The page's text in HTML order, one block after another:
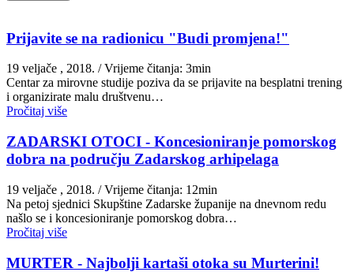
Prijavite se na radionicu "Budi promjena!"
19 veljače , 2018. / Vrijeme čitanja: 3min
Centar za mirovne studije poziva da se prijavite na besplatni trening
i organizirate malu društvenu…
Pročitaj više
ZADARSKI OTOCI - Koncesioniranje pomorskog
dobra na području Zadarskog arhipelaga
19 veljače , 2018. / Vrijeme čitanja: 12min
Na petoj sjednici Skupštine Zadarske županije na dnevnom redu
našlo se i koncesioniranje pomorskog dobra…
Pročitaj više
MURTER - Najbolji kartaši otoka su Murterini!